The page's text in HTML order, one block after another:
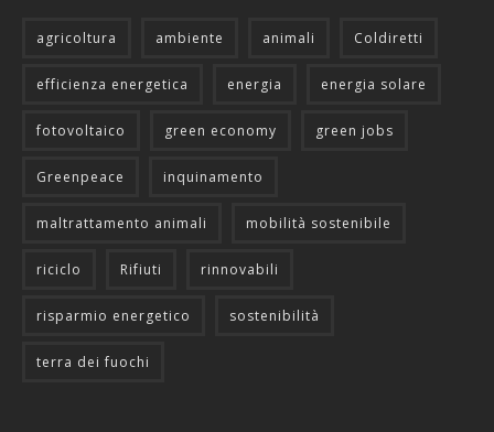
agricoltura ambiente animali Coldiretti
efficienza energetica energia energia solare
fotovoltaico green economy green jobs
Greenpeace inquinamento
maltrattamento animali mobilità sostenibile
riciclo Rifiuti rinnovabili
risparmio energetico sostenibilità
terra dei fuochi